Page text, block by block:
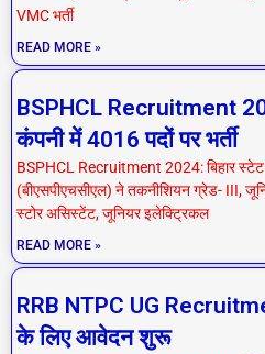
VMC भर्ती
READ MORE »
BSPHCL Recruitment
कंपनी में 4016 पदों पर भर्ती
BSPHCL Recruitment 2024: बिहार स्टेट
(बीएसपीएचसीएल) ने तकनीशियन ग्रेड- III,
स्टोर असिस्टेंट, जूनियर इलेक्ट्रिकल
READ MORE »
RRB NTPC UG
के लिए आवेदन शुरू